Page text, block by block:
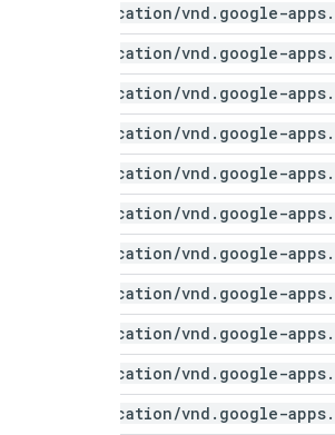
application/vnd . google-apps.
application/vnd . google-apps.
application/vnd . google-apps.
application/vnd . google-apps.
application/vnd . google-apps.
application/vnd . google-apps.
application/vnd . google-apps.
application/vnd . google-apps.
application/vnd . google-apps.
application/vnd . google-apps.
application/vnd . google-apps.